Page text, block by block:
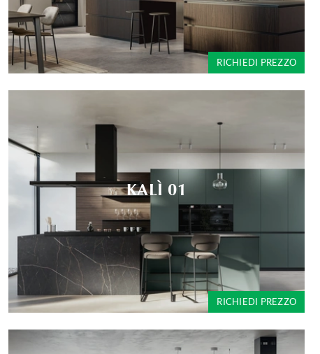
RICHIEDI PREZZO
KALÌ 01
RICHIEDI PREZZO